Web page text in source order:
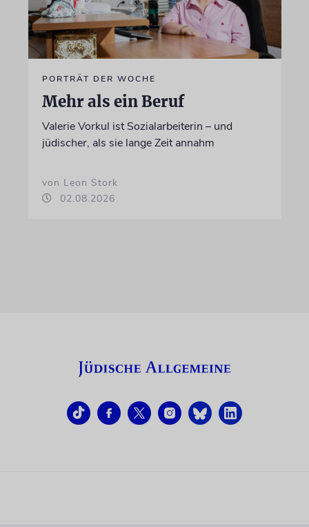
PORTRÄT DER WOCHE
Mehr als ein Beruf
Valerie Vorkul ist Sozialarbeiterin – und
jüdischer, als sie lange Zeit annahm
von Leon Stork
02.08.2026